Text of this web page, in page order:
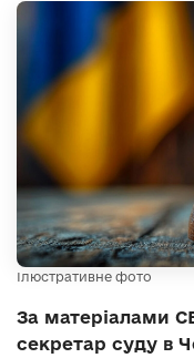
Ілюстративне фото
За матеріалами
секретар суду в